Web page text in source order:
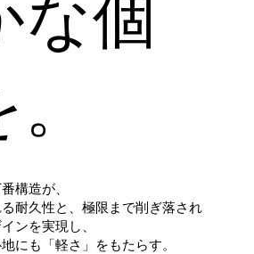
な個
構造が、
耐久性と、極限まで削ぎ落され
ンを実現し、
にも「軽さ」をもたらす。